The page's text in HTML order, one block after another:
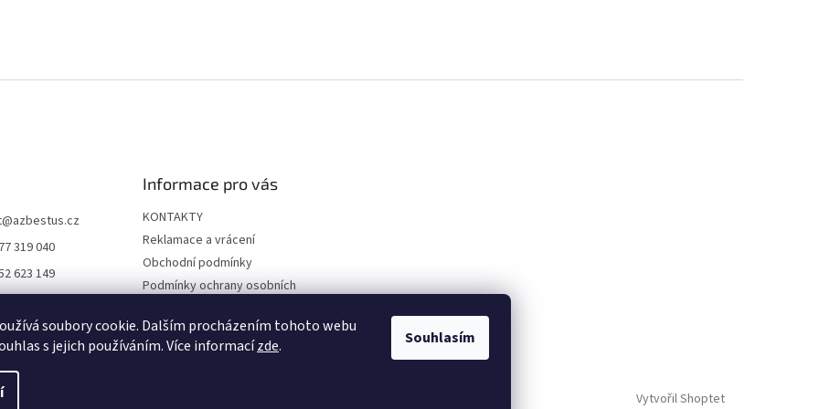
soubory cookie. Dalším procházením tohoto webu
s jejich používáním. Více informacízde. Souhlasím
@azbestus.cz
319 040
623 149
darkyinfo-16841
Informace pro vás
KONTAKTY
Reklamace a vrácení
Obchodní podmínky
Podmínky ochrany osobních
Doprava a platba
Vytvořil Shoptet